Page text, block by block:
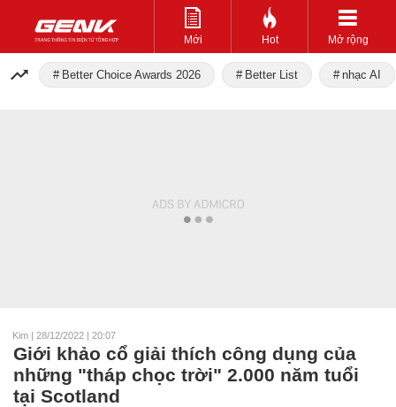
Mới Hot Mở rộng
Better Choice Awards 2026 Better List nhạc AI
Kim | 28/12/2022 | 20:07
Giới khảo cổ giải thích công dụng của
những "tháp chọc trời" 2.000 năm tuổi
tại Scotland